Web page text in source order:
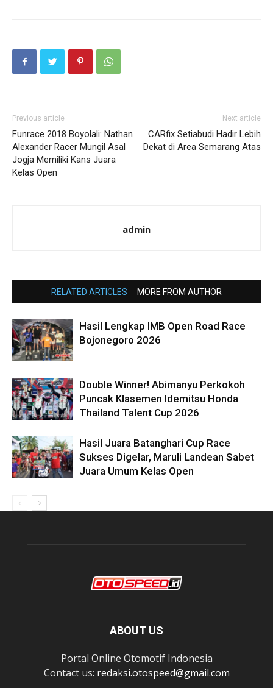
Previous article
Funrace 2018 Boyolali: Nathan
Alexander Racer Mungil Asal
Jogja Memiliki Kans Juara
Kelas Open
Next article
CARfix Setiabudi Hadir Lebih
Dekat di Area Semarang Atas
admin
RELATED ARTICLES MORE FROM AUTHOR
Hasil Lengkap IMB Open Road Race
Bojonegoro 2026
Double Winner! Abimanyu Perkokoh
Puncak Klasemen Idemitsu Honda
Thailand Talent Cup 2026
Hasil Juara Batanghari Cup Race
Sukses Digelar, Maruli Landean Sabet
Juara Umum Kelas Open
ABOUT US
Portal Online Otomotif Indonesia
Contact us: redaksi.otospeed@gmail.com